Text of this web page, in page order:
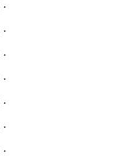
·
·
·
·
·
·
·